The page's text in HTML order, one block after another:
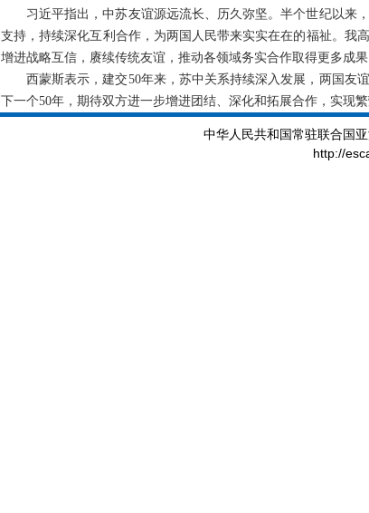
习近平指出，中苏友谊源远流长、历久弥坚。半个世纪以来
支持，持续深化互利合作，为两国人民带来实实在在的福祉。我
增进战略互信，赓续传统友谊，推动各领域务实合作取得更多成
西蒙斯表示，建交50年来，苏中关系持续深入发展，两国友
下一个50年，期待双方进一步增进团结、深化和拓展合作，实现繁
中华人民共和国常驻联合国
http://